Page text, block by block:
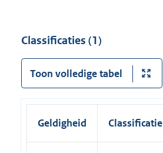
Classificaties (1)
Toon volledige tabel
Geldigheid Classificatie